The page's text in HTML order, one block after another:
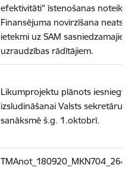
efektivitāti" īstenošanas
Finansējuma novirzīšana
ietekmi uz SAM sasniedzamajiem
uzraudzības rādītājiem.
Likumprojektu plānots iesniegt
izsludināšanai Valsts sekretāru
sanāksmē š.g. 1.oktobrī.